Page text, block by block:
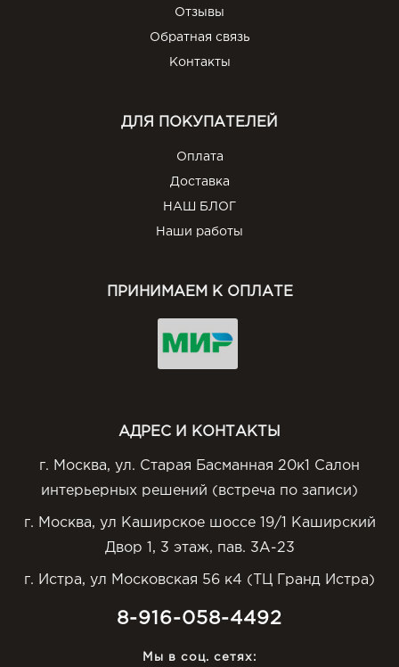
Отзывы
Обратная связь
Контакты
ДЛЯ ПОКУПАТЕЛЕЙ
Оплата
Доставка
НАШ БЛОГ
Наши работы
ПРИНИМАЕМ К ОПЛАТЕ
АДРЕС И КОНТАКТЫ
г. Москва, ул. Старая Басманная 20к1 Салон
интерьерных решений (встреча по записи)
г. Москва, ул Каширское шоссе 19/1 Каширский
Двор 1, 3 этаж, пав. 3А-23
г. Истра, ул Московская 56 к4 (ТЦ Гранд Истра)
8-916-058-4492
Мы в соц. сетях: